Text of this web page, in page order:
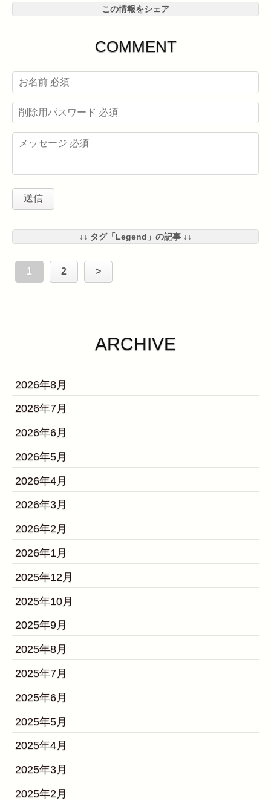
この情報をシェア
COMMENT
↓↓ タグ「Legend」の記事 ↓↓
1 2 >
ARCHIVE
2026年8月
2026年7月
2026年6月
2026年5月
2026年4月
2026年3月
2026年2月
2026年1月
2025年12月
2025年10月
2025年9月
2025年8月
2025年7月
2025年6月
2025年5月
2025年4月
2025年3月
2025年2月